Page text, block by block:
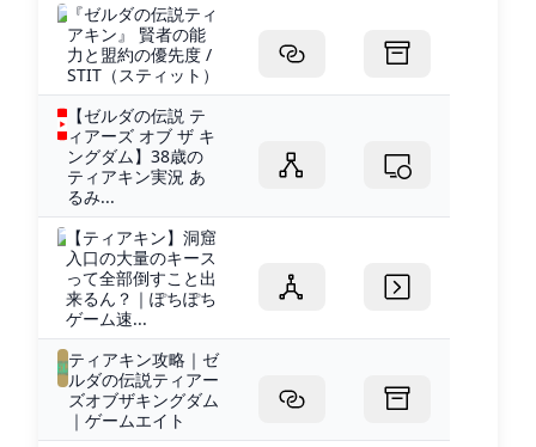
『ゼルダの伝説ティ
アキン』 賢者の能
力と盟約の優先度 /
STIT（スティット）
【ゼルダの伝説 テ
ィアーズ オブ ザ キ
ングダム】38歳の
ティアキン実況 あ
るみ...
【ティアキン】洞窟
入口の大量のキース
って全部倒すこと出
来るん？｜ぽちぽち
ゲーム速...
ティアキン攻略｜ゼ
ルダの伝説ティアー
ズオブザキングダム
｜ゲームエイト